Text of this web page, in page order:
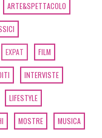
ARTE&SPETTACOLO
EXPAT FILM
INTERVISTE
LIFESTYLE
MOSTRE MUSICA